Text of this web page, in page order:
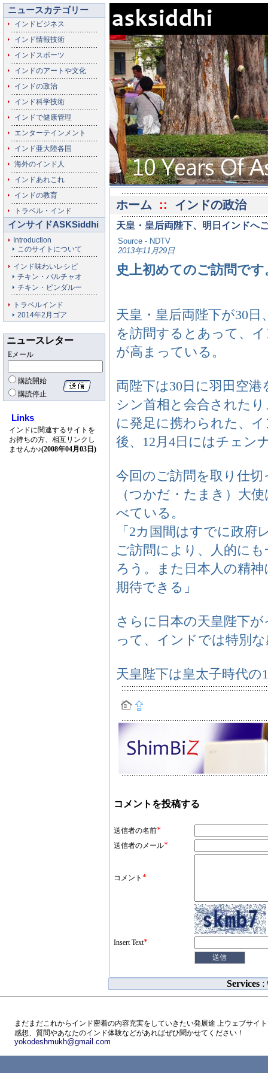
ニュースカテゴリー
インドビジネス
インド情報技術
インドスポーツ
インドのアートや文化
インドの政治
インド科学技術
インドで健康管理
エンターテインメント
インド亜大陸各国
海外のインド人
インドあれこれ
インドの教育
トラベル・インド
インサイドASKSiddhi
Introduction
このサイトについて
インド味わいレシピ
チキン・バルチャオ
チキン・ビンダルー
トラベルインド
2014年2月ゴア
ニュースレター
Eメール
購読開始
購読停止
Links
インドに関連するサイトを
お持ちの方、相互リンクし
ませんか♪(2008年04月03日)
ホーム :: インドの政治
天皇・皇后両陛下、明日インドへ
Source - NDTV
2013年11月29日
史上初めてのご訪問です
天皇・皇后両陛下が30
を訪問するとあって、
が高まっている。
両陛下は30日に羽田空
シン首相と会合された
に発足に携わられた、
後、12月4日にはチェン
今回のご訪問を取り仕
（つかだ・たまき）大
べている。
「2カ国間はすでに政
ご訪問により、人的に
ろう。また日本人の精
期待できる」
さらに日本の天皇陛下
って、インドでは特別
天皇陛下は皇太子時代
コメントを投稿する
送信者の名前*
送信者のメール*
コメント *
Insert Text*
Services :
まだまだこれからインド密着の内容充実をしていきたい発展途 上ウェブサイ
感想、質問やあなたのインド体験などがあればぜひ聞かせてください！
yokodeshmukh@gmail.com